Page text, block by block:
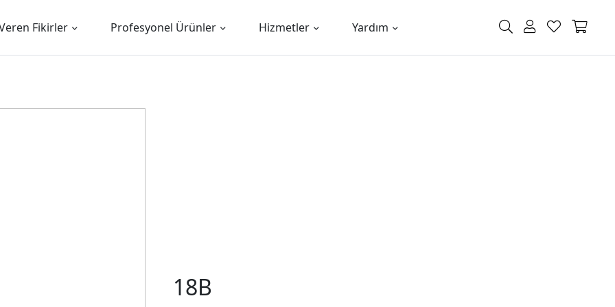
Fikirler Profesyonel Ürünler Hizmetler Yardım
18B